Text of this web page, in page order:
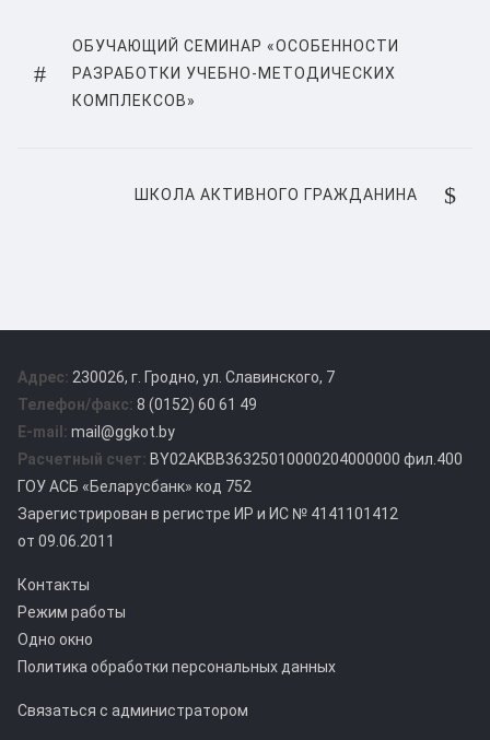
записям
PREVIOUS
POST
ОБУЧАЮЩИЙ СЕМИНАР «ОСОБЕННОСТИ
РАЗРАБОТКИ УЧЕБНО-МЕТОДИЧЕСКИХ
КОМПЛЕКСОВ»
NEXT
ШКОЛА АКТИВНОГО ГРАЖДАНИНА
Адрес: 230026, г. Гродно, ул. Славинского, 7
Телефон/факс: 8 (0152) 60 61 49
E-mail: mail@ggkot.by
Расчетный счет: BY02AKBB36325010000204000000 фил.400
ГОУ АСБ «Беларусбанк» код 752
Зарегистрирован в регистре ИР и ИС № 4141101412
от 09.06.2011
Контакты
Режим работы
Одно окно
Политика обработки персональных данных
Связаться с администратором